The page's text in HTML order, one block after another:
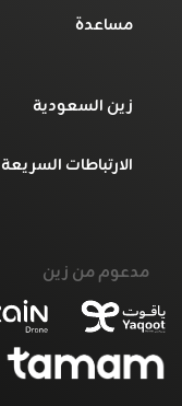
مساعدة
زين السعودية
الارتباطات السريعة
مدعوم من زين